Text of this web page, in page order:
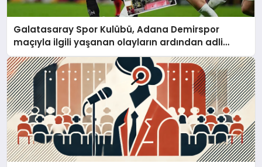
Galatasaray Spor Kulübü, Adana Demirspor
maçıyla ilgili yaşanan olayların ardından adli
mercilere başvuru yapıldığını duyurdu.